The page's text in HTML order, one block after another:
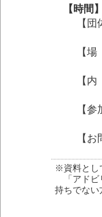
【時間】
【
【
【
【
【
※資料とし
「アドビ
持ちでない